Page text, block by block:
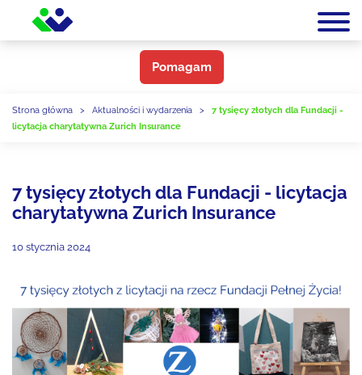
Pomagam
Strona główna > Aktualności i wydarzenia >
7 tysięcy złotych dla Fundacji -
licytacja charytatywna Zurich Insurance
7 tysięcy złotych dla Fundacji - licytacja
charytatywna Zurich Insurance
10 stycznia 2024